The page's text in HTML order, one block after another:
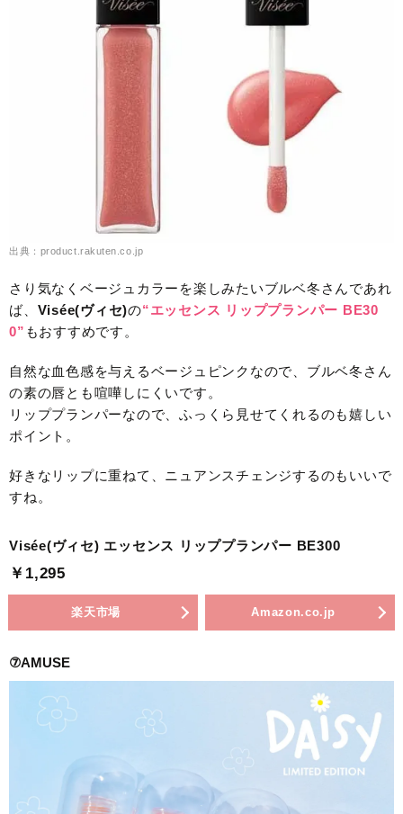
出典：product.rakuten.co.jp
さり気なくベージュカラーを楽しみたいブルベ冬さんであれ
ば、 Visée(ヴィセ)の“エッセンス リッププランパー BE30
0” もおすすめです。
自然な血色感を与えるベージュピンクなので、ブルベ冬さん
の素の唇とも喧嘩しにくいです。
リッププランパーなので、ふっくら見せてくれるのも嬉しい
ポイント。
好きなリップに重ねて、ニュアンスチェンジするのもいいで
すね。
Visée(ヴィセ) エッセンス リッププランパー BE300
￥1,295
楽天市場 Amazon.co.jp
⑦AMUSE